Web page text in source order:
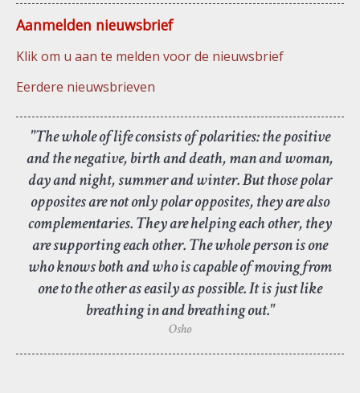
Aanmelden nieuwsbrief
Klik om u aan te melden voor de nieuwsbrief
Eerdere nieuwsbrieven
"The whole of life consists of polarities: the positive
and the negative, birth and death, man and woman,
day and night, summer and winter. But those polar
opposites are not only polar opposites, they are also
complementaries. They are helping each other, they
are supporting each other. The whole person is one
who knows both and who is capable of moving from
one to the other as easily as possible. It is just like
breathing in and breathing out."
Osho